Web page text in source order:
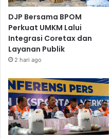
DJP Bersama BPOM
Perkuat UMKM Lalui
Integrasi Coretax dan
Layanan Publik
2 hari ago